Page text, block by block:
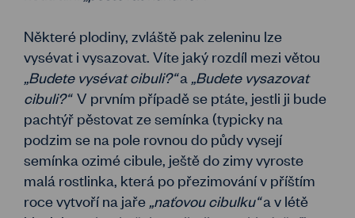
Některé plodiny, zvláště pak zeleninu lze
vysévat i vysazovat. Víte jaký rozdíl mezi větou
„Budete vysévat cibuli?“a „Budete vysazovat
cibuli?“V prvním případě se ptáte, jestli ji bude
pachtýř pěstovat ze semínka (typicky na
podzim se na pole rovnou do půdy vysejí
semínka ozimé cibule, ještě do zimy vyroste
malá rostlinka, která po přezimování v příštím
roce vytvoří na jaře „naťovou cibulku“a v létě